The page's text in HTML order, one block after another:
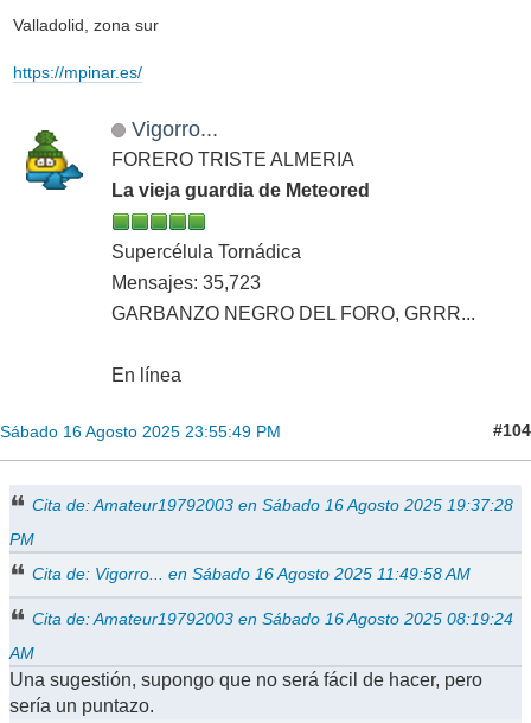
Valladolid, zona sur
https://mpinar.es/
Vigorro...
FORERO TRISTE ALMERIA
La vieja guardia de Meteored
Supercélula Tornádica
Mensajes: 35,723
GARBANZO NEGRO DEL FORO, GRRR...
En línea
Sábado 16 Agosto 2025 23:55:49 PM #104
Cita de: Amateur19792003 en Sábado 16 Agosto 2025 19:37:28
PM
Cita de: Vigorro... en Sábado 16 Agosto 2025 11:49:58 AM
Cita de: Amateur19792003 en Sábado 16 Agosto 2025 08:19:24
AM
Una sugestión, supongo que no será fácil de hacer, pero
sería un puntazo.